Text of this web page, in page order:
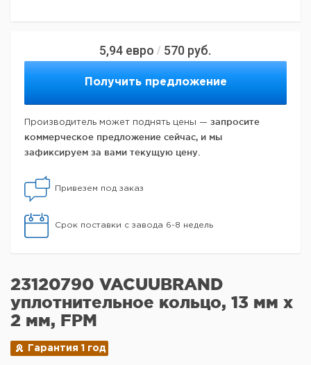
5,94 евро / 570 руб.
Получить предложение
Производитель может поднять цены — запросите
коммерческое предложение сейчас, и мы
зафиксируем за вами текущую цену.
Привезем под заказ
Срок поставки с завода 6-8 недель
23120790 VACUUBRAND
уплотнительное кольцо, 13 мм х
2 мм, FPM
Гарантия 1 год